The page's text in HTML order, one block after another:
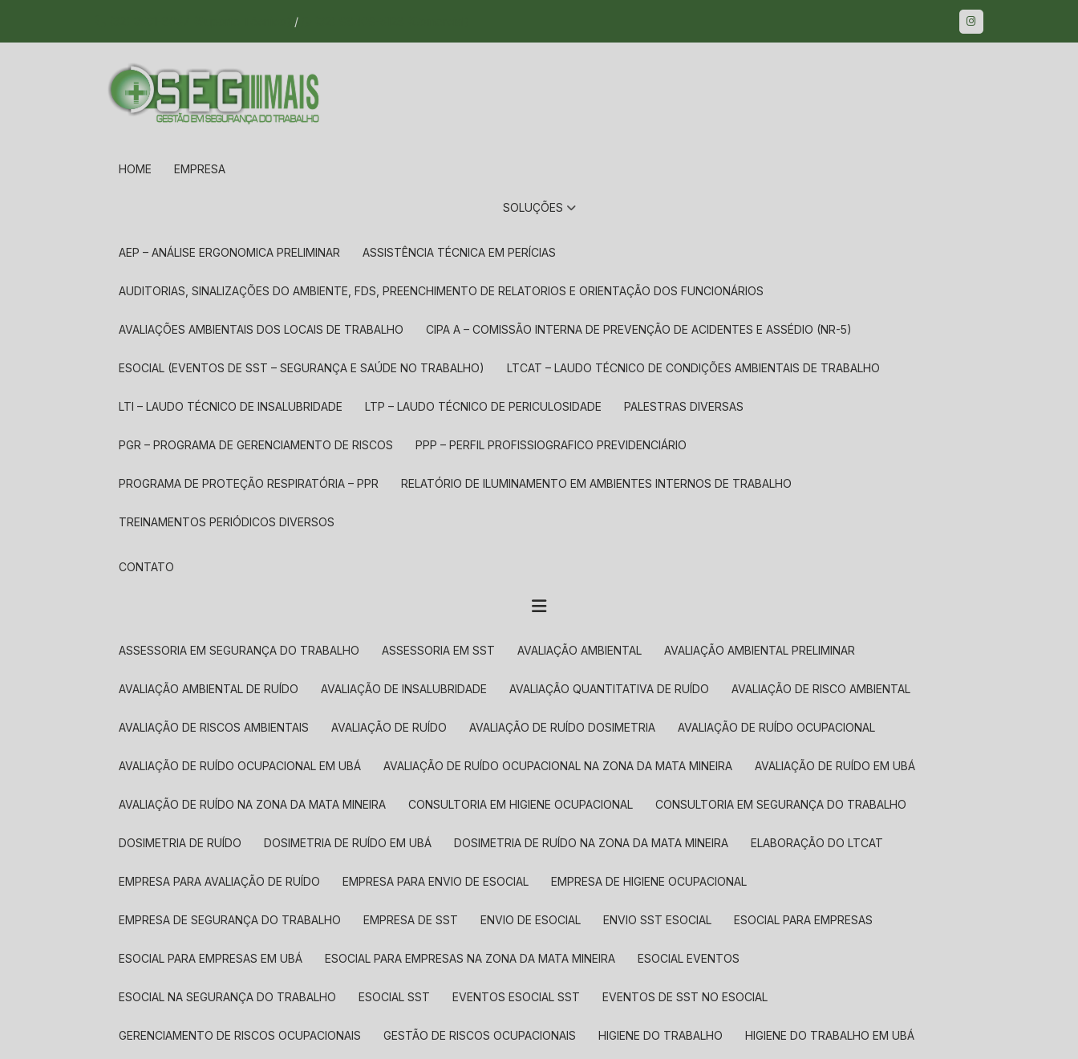
/
HOME EMPRESA
SOLUÇÕES
AEP – ANÁLISE ERGONOMICA PRELIMINAR ASSISTÊNCIA TÉCNICA EM PERÍCIAS
AUDITORIAS, SINALIZAÇÕES DO AMBIENTE, FDS, PREENCHIMENTO DE RELATORIOS E ORIENTAÇÃO DOS FUNCIONÁRIOS
AVALIAÇÕES AMBIENTAIS DOS LOCAIS DE TRABALHO CIPA A – COMISSÃO INTERNA DE PREVENÇÃO DE ACIDENTES E ASSÉDIO (NR-5)
ESOCIAL (EVENTOS DE SST – SEGURANÇA E SAÚDE NO TRABALHO) LTCAT – LAUDO TÉCNICO DE CONDIÇÕES AMBIENTAIS DE TRABALHO
LTI – LAUDO TÉCNICO DE INSALUBRIDADE LTP – LAUDO TÉCNICO DE PERICULOSIDADE PALESTRAS DIVERSAS
PGR – PROGRAMA DE GERENCIAMENTO DE RISCOS PPP – PERFIL PROFISSIOGRAFICO PREVIDENCIÁRIO
PROGRAMA DE PROTEÇÃO RESPIRATÓRIA – PPR RELATÓRIO DE ILUMINAMENTO EM AMBIENTES INTERNOS DE TRABALHO
TREINAMENTOS PERIÓDICOS DIVERSOS
CONTATO
ASSESSORIA EM SEGURANÇA DO TRABALHO ASSESSORIA EM SST AVALIAÇÃO AMBIENTAL AVALIAÇÃO AMBIENTAL PRELIMINAR
AVALIAÇÃO AMBIENTAL DE RUÍDO AVALIAÇÃO DE INSALUBRIDADE AVALIAÇÃO QUANTITATIVA DE RUÍDO AVALIAÇÃO DE RISCO AMBIENTAL
AVALIAÇÃO DE RISCOS AMBIENTAIS AVALIAÇÃO DE RUÍDO AVALIAÇÃO DE RUÍDO DOSIMETRIA AVALIAÇÃO DE RUÍDO OCUPACIONAL
AVALIAÇÃO DE RUÍDO OCUPACIONAL EM UBÁ AVALIAÇÃO DE RUÍDO OCUPACIONAL NA ZONA DA MATA MINEIRA AVALIAÇÃO DE RUÍDO EM UBÁ
AVALIAÇÃO DE RUÍDO NA ZONA DA MATA MINEIRA CONSULTORIA EM HIGIENE OCUPACIONAL CONSULTORIA EM SEGURANÇA DO TRABALHO
DOSIMETRIA DE RUÍDO DOSIMETRIA DE RUÍDO EM UBÁ DOSIMETRIA DE RUÍDO NA ZONA DA MATA MINEIRA ELABORAÇÃO DO LTCAT
EMPRESA PARA AVALIAÇÃO DE RUÍDO EMPRESA PARA ENVIO DE ESOCIAL EMPRESA DE HIGIENE OCUPACIONAL
EMPRESA DE SEGURANÇA DO TRABALHO EMPRESA DE SST ENVIO DE ESOCIAL ENVIO SST ESOCIAL ESOCIAL PARA EMPRESAS
ESOCIAL PARA EMPRESAS EM UBÁ ESOCIAL PARA EMPRESAS NA ZONA DA MATA MINEIRA ESOCIAL EVENTOS
ESOCIAL NA SEGURANÇA DO TRABALHO ESOCIAL SST EVENTOS ESOCIAL SST EVENTOS DE SST NO ESOCIAL
GERENCIAMENTO DE RISCOS OCUPACIONAIS GESTÃO DE RISCOS OCUPACIONAIS HIGIENE DO TRABALHO HIGIENE DO TRABALHO EM UBÁ